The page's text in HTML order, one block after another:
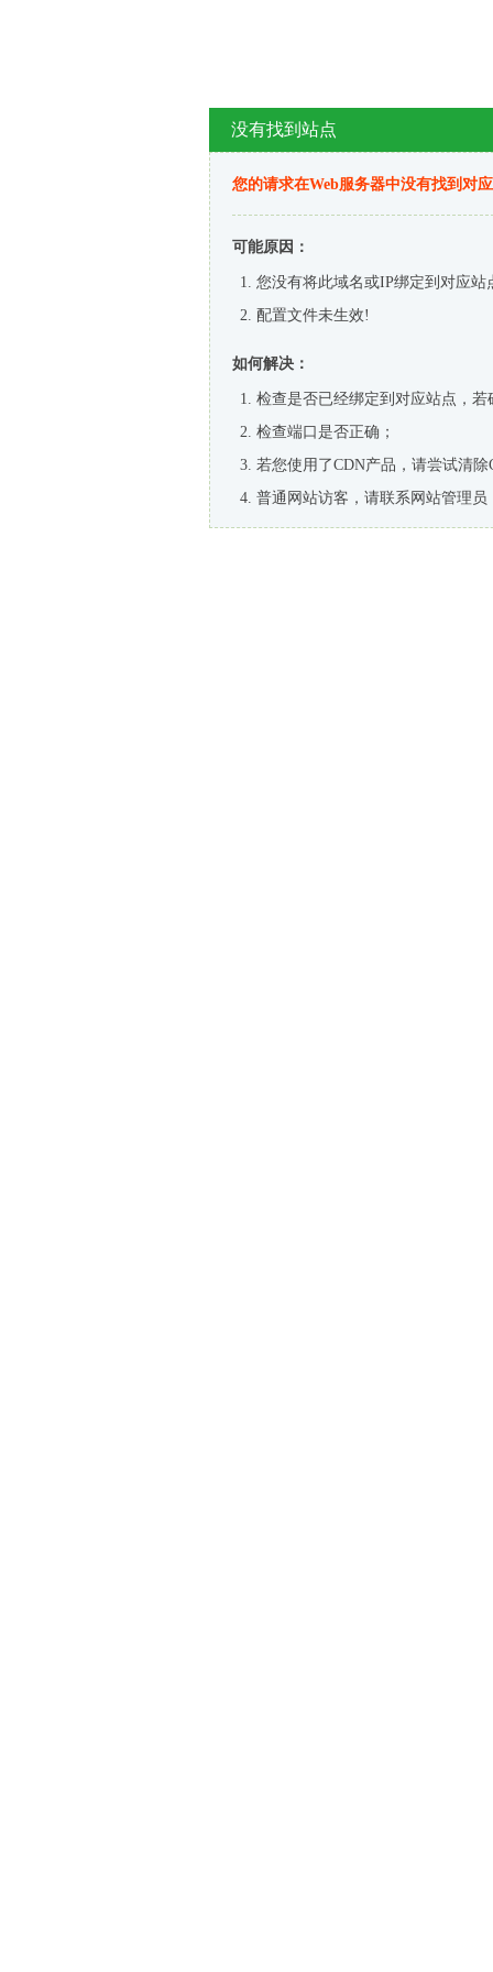
没有找到站点
您的请求在Web服务器中没有找到对
可能原因：
您没有将此域名或IP绑定到对应站
配置文件未生效!
如何解决：
检查是否已经绑定到对应站点，
检查端口是否正确；
若您使用了CDN产品，请尝试清除
普通网站访客，请联系网站管理员